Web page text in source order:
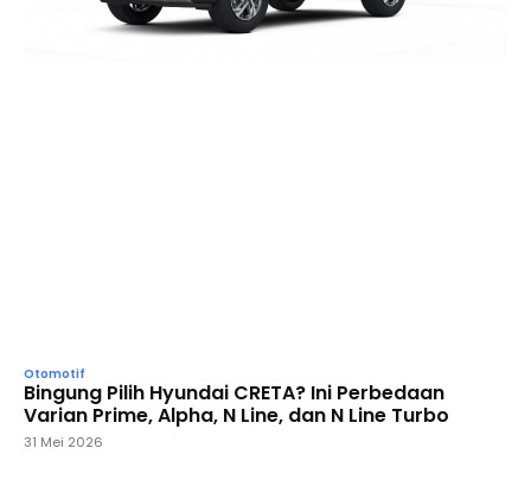
Otomotif
Bingung Pilih Hyundai CRETA? Ini Perbedaan
Varian Prime, Alpha, N Line, dan N Line Turbo
31 Mei 2026